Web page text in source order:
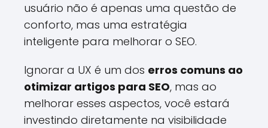
usuário não é apenas uma questão de
conforto, mas uma estratégia
inteligente para melhorar o SEO.
Ignorar a UX é um dos erros comuns ao
otimizar artigos para SEO, mas ao
melhorar esses aspectos, você estará
investindo diretamente na visibilidade